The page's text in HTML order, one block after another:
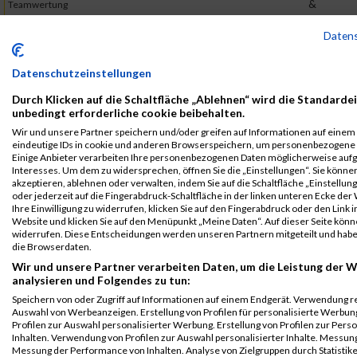
Teamwertung
&
Ludewig
GmbH
2017
VeranstaltungStnr
First
Name
Last Name Jahr
B2Run Bremen
B2Run Bremen
7016 Thomas Monnerjahn 0000 GER
Uhlmann
&
Ludewig
GmbH
B2Run Bremen
Einzelwertung
männlich
7016 Thomas Monnerjahn 0000 GER
Uhlmann
&
Ludewig
B2Run Bremen
Teamwertung
mixed
7016 Thomas Monnerjahn
&
Ludewig
GmbH
Datenschutzeinstellungen
Durch Klicken auf die Schaltfläche „Ablehnen“ wird die
unbedingt erforderliche cookie beibehalten.
Wir und unsere Partner speichern und/oder greifen auf Informationen auf einem
eindeutige IDs in cookie und anderen Browserspeichern, um
Einige Anbieter verarbeiten Ihre personenbezogenen Daten möglicherweise
Interesses. Um dem zu widersprechen, öffnen Sie die „Einstellungen“. Sie
akzeptieren, ablehnen oder verwalten, indem Sie auf die Schaltfläche
oder jederzeit auf die Fingerabdruck-Schaltfläche in der linken unteren Ecke der
Ihre Einwilligung zu widerrufen, klicken Sie auf den Fingerabdruck oder den Link
Website und klicken Sie auf den Menüpunkt „Meine Daten“. Auf dieser Seite
widerrufen. Diese Entscheidungen werden unseren Partnern mitgeteilt und
die Browserdaten.
Wir und unsere Partner verarbeiten Daten, um die Leistung der
analysieren und Folgendes zu tun:
Speichern von oder Zugriff auf Informationen auf einem Endgerät. Verwendung
Auswahl von Werbeanzeigen. Erstellung von Profilen für personalisierte
Profilen zur Auswahl personalisierter Werbung. Erstellung von Profilen zur
Inhalten. Verwendung von Profilen zur Auswahl personalisierter Inhalte.
Messung der Performance von Inhalten. Analyse von Zielgruppen durch